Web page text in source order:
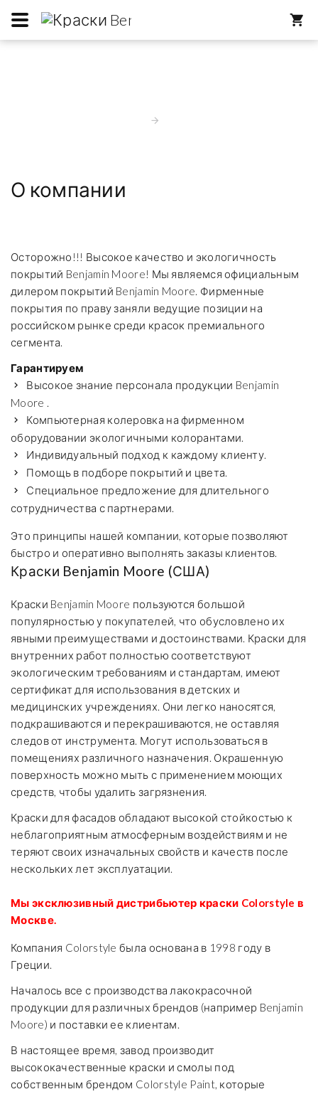
О компании
Осторожно!!! Высокое качество и экологичность
покрытий Benjamin Moore! Мы являемся официальным
дилером покрытий Benjamin Moore. Фирменные
покрытия по праву заняли ведущие позиции на
российском рынке среди красок премиального
сегмента.
Гарантируем
Высокое знание персонала продукции Benjamin
Moore .
Компьютерная колеровка на фирменном
оборудовании экологичными колорантами.
Индивидуальный подход к каждому клиенту.
Помощь в подборе покрытий и цвета.
Специальное предложение для длительного
сотрудничества с партнерами.
Это принципы нашей компании, которые позволяют
быстро и оперативно выполнять заказы клиентов.
Краски Benjamin Moore (США)
Краски Benjamin Moore пользуются большой
популярностью у покупателей, что обусловлено их
явными преимуществами и достоинствами. Краски для
внутренних работ полностью соответствуют
экологическим требованиям и стандартам, имеют
сертификат для использования в детских и
медицинских учреждениях. Они легко наносятся,
подкрашиваются и перекрашиваются, не оставляя
следов от инструмента. Могут использоваться в
помещениях различного назначения. Окрашенную
поверхность можно мыть с применением моющих
средств, чтобы удалить загрязнения.
Краски для фасадов обладают высокой стойкостью к
неблагоприятным атмосферным воздействиям и не
теряют своих изначальных свойств и качеств после
нескольких лет эксплуатации.
Мы эксклюзивный дистрибьютер краски Colorstyle в
Москве.
Компания Colorstyle была основана в 1998 году в
Греции.
Началось все с производства лакокрасочной
продукции для различных брендов (например Benjamin
Moore) и поставки ее клиентам.
В настоящее время, завод производит
высококачественные краски и смолы под
собственным брендом Colorstyle Paint, которые